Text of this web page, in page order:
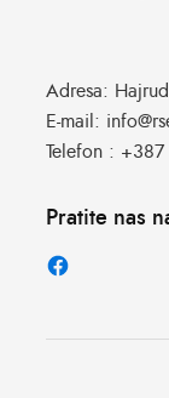
Adresa:
E-mail:
Telefon :
Pratite nas